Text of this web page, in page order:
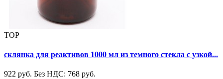
TOP
склянка для реактивов 1000 мл из темного стекла с узкой...
922 руб. Без НДС: 768 руб.